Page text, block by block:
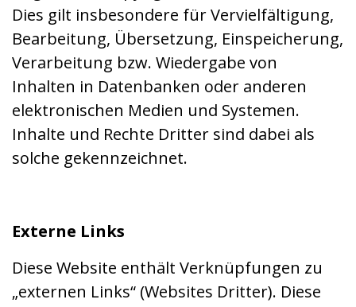
Dies gilt insbesondere für Vervielfältigung,
Bearbeitung, Übersetzung, Einspeicherung,
Verarbeitung bzw. Wiedergabe von
Inhalten in Datenbanken oder anderen
elektronischen Medien und Systemen.
Inhalte und Rechte Dritter sind dabei als
solche gekennzeichnet.
Externe Links
Diese Website enthält Verknüpfungen zu
„externen Links“ (Websites Dritter). Diese